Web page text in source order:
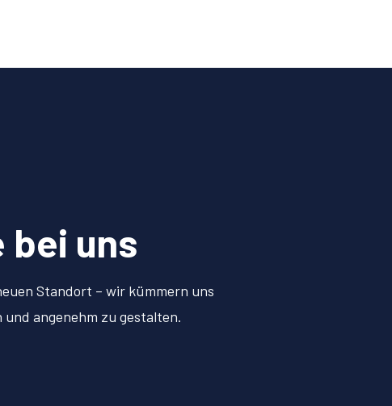
bei uns
Standort – wir kümmern uns
angenehm zu gestalten.